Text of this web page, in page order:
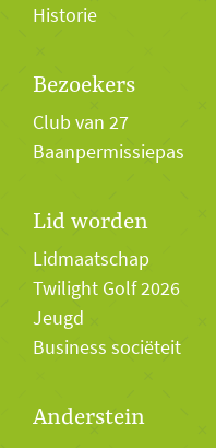
Historie
Bezoekers
Club van 27
Baanpermissiepas
Lid worden
Lidmaatschap
Twilight Golf 2026
Jeugd
Business sociëteit
Anderstein